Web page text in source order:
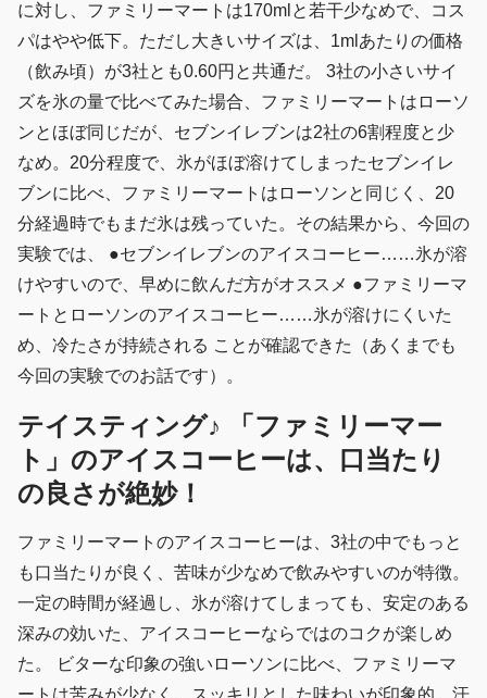
に対し、ファミリーマートは170mlと若干少なめで、コス
パはやや低下。ただし大きいサイズは、1mlあたりの価格
（飲み頃）が3社とも0.60円と共通だ。 3社の小さいサイ
ズを氷の量で比べてみた場合、ファミリーマートはローソ
ンとほぼ同じだが、セブンイレブンは2社の6割程度と少
なめ。20分程度で、氷がほぼ溶けてしまったセブンイレ
ブンに比べ、ファミリーマートはローソンと同じく、20
分経過時でもまだ氷は残っていた。その結果から、今回の
実験では、 ●セブンイレブンのアイスコーヒー……氷が溶
けやすいので、早めに飲んだ方がオススメ ●ファミリーマ
ートとローソンのアイスコーヒー……氷が溶けにくいた
め、冷たさが持続される ことが確認できた（あくまでも
今回の実験でのお話です）。
テイスティング♪ 「ファミリーマー
ト」のアイスコーヒーは、口当たり
の良さが絶妙！
ファミリーマートのアイスコーヒーは、3社の中でもっと
も口当たりが良く、苦味が少なめで飲みやすいのが特徴。
一定の時間が経過し、氷が溶けてしまっても、安定のある
深みの効いた、アイスコーヒーならではのコクが楽しめ
た。 ビターな印象の強いローソンに比べ、ファミリーマ